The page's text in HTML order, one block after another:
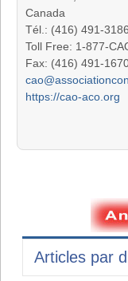
Canada
Tél.: (416) 491-3186
Toll Free: 1-877-
Fax: (416) 491-
https://cao-aco.org
Articles par